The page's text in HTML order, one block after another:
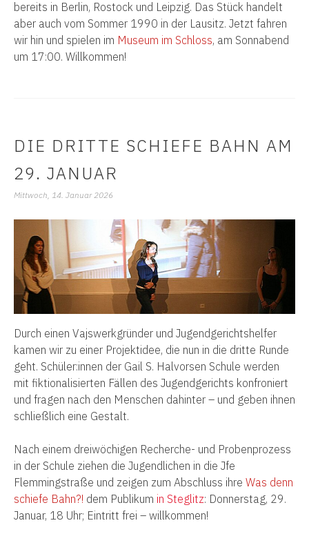
bereits in Berlin, Rostock und Leipzig. Das Stück handelt
aber auch vom Sommer 1990 in der Lausitz. Jetzt fahren
wir hin und spielen im Museum im Schloss, am Sonnabend
um 17:00. Willkommen!
DIE DRITTE SCHIEFE BAHN AM
29. JANUAR
Mittwoch, 14. Januar 2026
Durch einen Vajswerkgründer und Jugendgerichtshelfer
kamen wir zu einer Projektidee, die nun in die dritte Runde
geht. Schüler:innen der Gail S. Halvorsen Schule werden
mit fiktionalisierten Fällen des Jugendgerichts konfroniert
und fragen nach den Menschen dahinter – und geben ihnen
schließlich eine Gestalt.
Nach einem dreiwöchigen Recherche- und Probenprozess
in der Schule ziehen die Jugendlichen in die Jfe
Flemmingstraße und zeigen zum Abschluss ihre Was denn
schiefe Bahn?! dem Publikum in Steglitz: Donnerstag, 29.
Januar, 18 Uhr; Eintritt frei – willkommen!